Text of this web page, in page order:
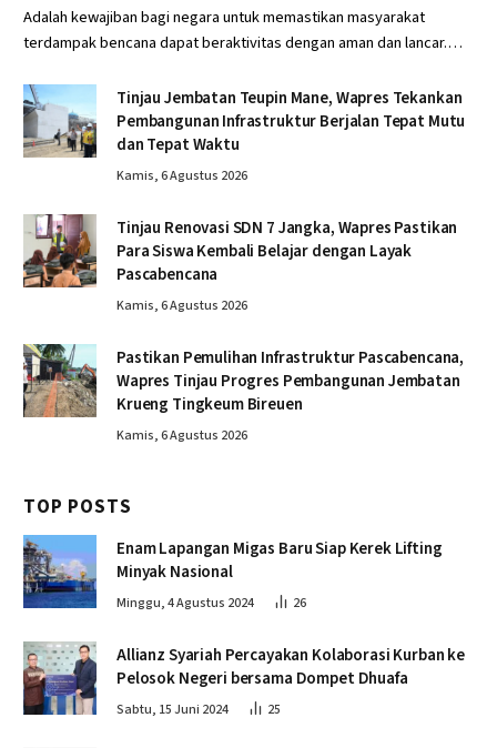
Adalah kewajiban bagi negara untuk memastikan masyarakat
terdampak bencana dapat beraktivitas dengan aman dan lancar.…
Tinjau Jembatan Teupin Mane, Wapres Tekankan
Pembangunan Infrastruktur Berjalan Tepat Mutu
dan Tepat Waktu
Kamis, 6 Agustus 2026
Tinjau Renovasi SDN 7 Jangka, Wapres Pastikan
Para Siswa Kembali Belajar dengan Layak
Pascabencana
Kamis, 6 Agustus 2026
Pastikan Pemulihan Infrastruktur Pascabencana,
Wapres Tinjau Progres Pembangunan Jembatan
Krueng Tingkeum Bireuen
Kamis, 6 Agustus 2026
TOP POSTS
Enam Lapangan Migas Baru Siap Kerek Lifting
Minyak Nasional
Minggu, 4 Agustus 2024 26
Allianz Syariah Percayakan Kolaborasi Kurban ke
Pelosok Negeri bersama Dompet Dhuafa
Sabtu, 15 Juni 2024 25